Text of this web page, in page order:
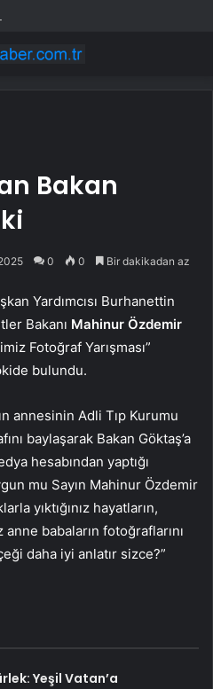
Bakan
0 0 Bir dakikadan az
Yardımcısı Burhanettin
Bakanı Mahinur Özdemir
Fotoğraf Yarışması”
bulundu.
annesinin Adli Tıp Kurumu
baylaşarak Bakan Göktaş’a
hesabından yaptığı
mu Sayın Mahinur Özdemir
yıktığınız hayatların,
babaların fotoğraflarını
daha iyi anlatır sizce?”
Yeşil Vatan’a